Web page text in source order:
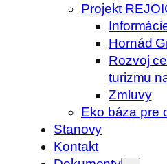
Projekt
Hornád
Rozvoj
turizmu
Zmluvy
Eko báza pre
Stanovy
Kontakt